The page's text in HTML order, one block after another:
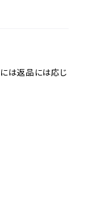
は返品には応じ